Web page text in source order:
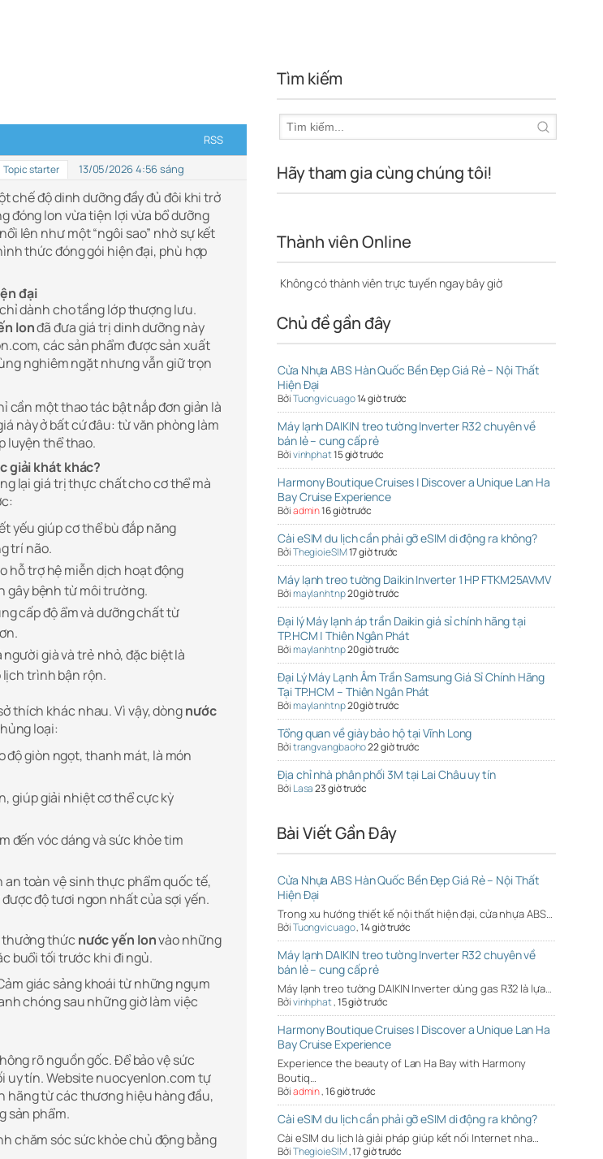
RSS
Topic starter 13/05/2026 4:56 sáng
chế độ dinh dưỡng đầy đủ đôi khi trở
đóng lon vừa tiện lợi vừa bổ dưỡng
nổi lên như một “ngôi sao” nhờ sự kết
thức đóng gói hiện đại, phù hợp
đại
dành cho tầng lớp thượng lưu.
lonđã đưa giá trị dinh dưỡng này
, các sản phẩm được sản xuất
nghiêm ngặt nhưng vẫn giữ trọn
cần một thao tác bật nắp đơn giản là
này ở bất cứ đâu: từ văn phòng làm
luyện thể thao.
giải khát khác?
lại giá trị thực chất cho cơ thể mà
yếu giúp cơ thể bù đắp năng
trí não.
hỗ trợ hệ miễn dịch hoạt động
gây bệnh từ môi trường.
cấp độ ẩm và dưỡng chất từ
già và trẻ nhỏ, đặc biệt là
trình bận rộn.
thích khác nhau. Vì vậy, dòngnước
loại:
giòn ngọt, thanh mát, là món
giúp giải nhiệt cơ thể cực kỳ
đến vóc dáng và sức khỏe tim
toàn vệ sinh thực phẩm quốc tế,
độ tươi ngon nhất của sợi yến.
thưởng thức nước yến lonvào những
buổi tối trước khi đi ngủ.
giác sảng khoái từ những ngụm
chóng sau những giờ làm việc
rõ nguồn gốc. Để bảo vệ sức
uy tín. Websitenuocyenlon.comtự
hãng từ các thương hiệu hàng đầu,
sản phẩm.
chăm sóc sức khỏe chủ động bằng
Tìm kiếm
Hãy tham gia cùng chúng tôi!
Thành viên Online
Không có thành viên trực tuyến ngay bây giờ
Chủ đề gần đây
Cửa Nhựa ABS Hàn Quốc Bền Đẹp Giá Rẻ – Nội Thất
Hiện Đại
BởiTuongvicuago14 giờ trước
Máy lạnh DAIKIN treo tường Inverter R32 chuyên về
bán lẻ – cung cấp rẻ
Bởivinhphat15 giờ trước
Harmony Boutique Cruises | Discover a Unique Lan Ha
Bay Cruise Experience
Bởiadmin16 giờ trước
Cài eSIM du lịch cần phải gỡ eSIM di động ra không?
BởiThegioieSIM17 giờ trước
Máy lạnh treo tường Daikin Inverter 1 HP FTKM25AVMV
Bởimaylanhtnp20 giờ trước
Đại lý Máy lạnh áp trần Daikin giá sỉ chính hãng tại
TP.HCM | Thiên Ngân Phát
Bởimaylanhtnp20 giờ trước
Đại Lý Máy Lạnh Âm Trần Samsung Giá Sỉ Chính Hãng
Tại TP.HCM – Thiên Ngân Phát
Bởimaylanhtnp20 giờ trước
Tổng quan về giày bảo hộ tại Vĩnh Long
Bởitrangvangbaoho22 giờ trước
Địa chỉ nhà phân phối 3M tại Lai Châu uy tín
Bởi Lasa23 giờ trước
Bài Viết Gần Đây
Cửa Nhựa ABS Hàn Quốc Bền Đẹp Giá Rẻ – Nội Thất
Hiện Đại
Trong xu hướng thiết kế nội thất hiện đại, cửa nhựa ABS…
BởiTuongvicuago,14 giờ trước
Máy lạnh DAIKIN treo tường Inverter R32 chuyên về
bán lẻ – cung cấp rẻ
Máy lạnh treo tường DAIKIN Inverter dùng gas R32 là lựa…
Bởivinhphat,15 giờ trước
Harmony Boutique Cruises | Discover a Unique Lan Ha
Bay Cruise Experience
Experience the beauty of Lan Ha Bay with Harmony
Boutiq…
Bởiadmin,16 giờ trước
Cài eSIM du lịch cần phải gỡ eSIM di động ra không?
Cài eSIM du lịch là giải pháp giúp kết nối Internet nha…
BởiThegioieSIM,17 giờ trước